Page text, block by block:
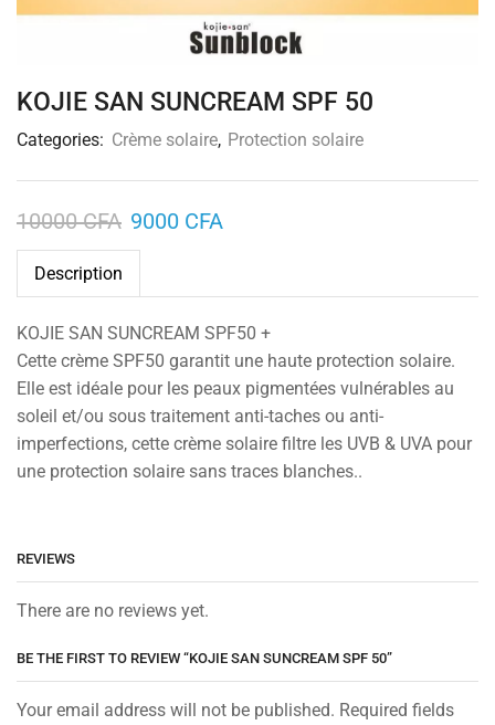
KOJIE SAN SUNCREAM SPF 50
Categories: Crème solaire, Protection solaire
10000CFA 9000 CFA
Description
KOJIE SAN SUNCREAM SPF50 +
Cette crème SPF50 garantit une haute protection solaire.
Elle est idéale pour les peaux pigmentées vulnérables au
soleil et/ou sous traitement anti-taches ou anti-
imperfections, cette crème solaire filtre les UVB & UVA pour
une protection solaire sans traces blanches..
REVIEWS
There are no reviews yet.
BE THE FIRST TO REVIEW “KOJIE SAN SUNCREAM SPF 50”
Your email address will not be published. Required fields